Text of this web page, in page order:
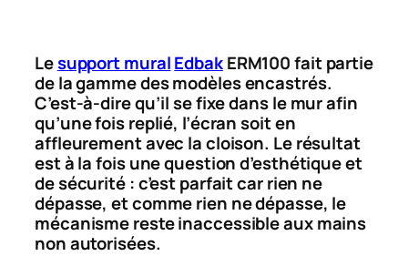
Lesupport muralEdbakERM100 fait partie
de la gamme des modèles encastrés.
C’est-à-dire qu’il se fixedans le mur afin
qu’une fois replié, l’écran soit en
affleurement avec la cloison. Le résultat
est à la fois une question d’esthétique et
de sécurité : c’est parfait car rien ne
dépasse, et comme rien ne dépasse, le
mécanisme reste inaccessible aux mains
non autorisées.